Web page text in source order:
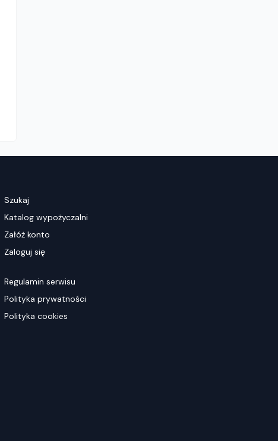
Szukaj
Katalog wypożyczalni
Załóż konto
Zaloguj się
Regulamin serwisu
Polityka prywatności
Polityka cookies